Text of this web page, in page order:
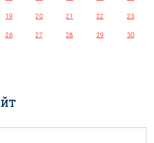
19 20 21 22 23
26 27 28 29 30